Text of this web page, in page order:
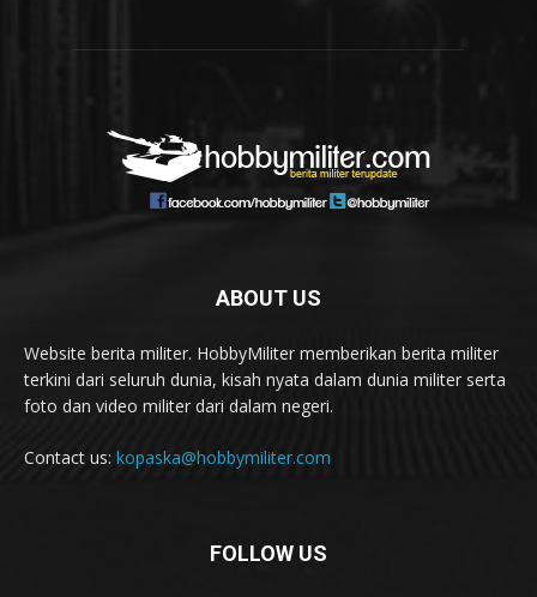
ABOUT US
Website berita militer. HobbyMiliter memberikan berita militer
terkini dari seluruh dunia, kisah nyata dalam dunia militer serta
foto dan video militer dari dalam negeri.
Contact us: kopaska@hobbymiliter.com
FOLLOW US